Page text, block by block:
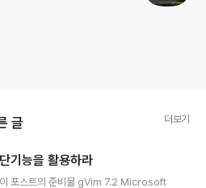
글 더보기
기능을 활용하라
이 포스트의 준비물 gVim 7.2 Microsoft